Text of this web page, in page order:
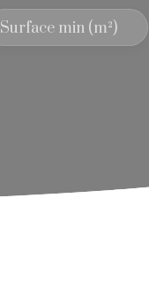
Surface min (m²)